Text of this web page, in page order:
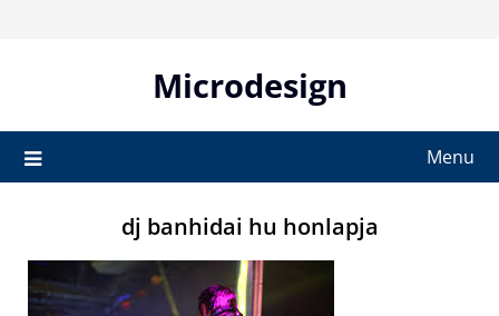
Microdesign
Menu
dj banhidai hu honlapja